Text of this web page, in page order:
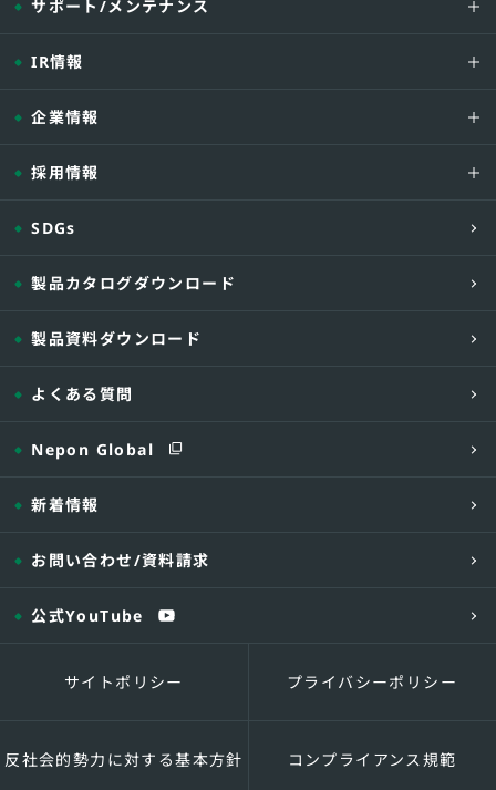
サポート/メンテナンス
IR情報
企業情報
採用情報
SDGs
製品カタログダウンロード
製品資料ダウンロード
よくある質問
Nepon Global
新着情報
お問い合わせ/資料請求
公式YouTube
サイトポリシー プライバシーポリシー
反社会的勢力に対する基本方針 コンプライアンス規範